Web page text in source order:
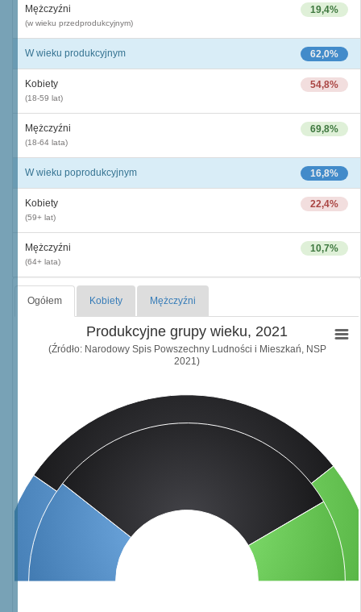
19,4%
Mężczyźni
(w wieku przedprodukcyjnym)
62,0%
W wieku produkcyjnym
54,8%
Kobiety
(18-59 lat)
69,8%
Mężczyźni
(18-64 lata)
16,8%
W wieku poprodukcyjnym
22,4%
Kobiety
(59+ lat)
10,7%
Mężczyźni
(64+ lata)
Ogółem Kobiety Mężczyźni
Produkcyjne grupy wieku, 2021
(Źródło: Narodowy Spis Powszechny Ludności i Mieszkań, NSP
2021)